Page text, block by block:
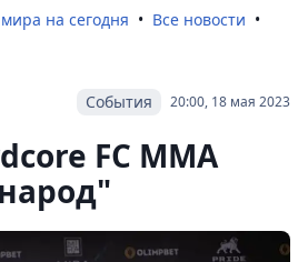
на сегодня
Все новости
20:00, 18 мая 2023
События
FC ММА